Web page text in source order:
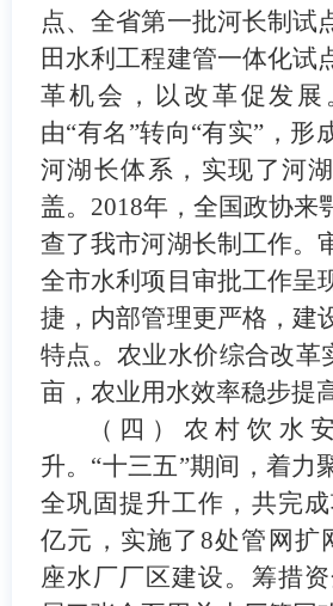
点、全省第一批河长制试
田水利工程建管一体化试
革机会，以改革促发展
由“有名 ”转向“有实” ， 形
河湖长体系 ， 实现了河
盖。 2018年， 全国政协来
查了我市河湖长制工作。
全市水利项目审批工作呈
捷，内部管理更严格，建
特点 。农业水价综合改革
亩， 农业用水效率稳步提
（四）农村饮水
升。 “十三五”期间，着力
全巩固提升工作，共完
亿元，实施了 8处管网扩
座水厂厂区建设。筹措